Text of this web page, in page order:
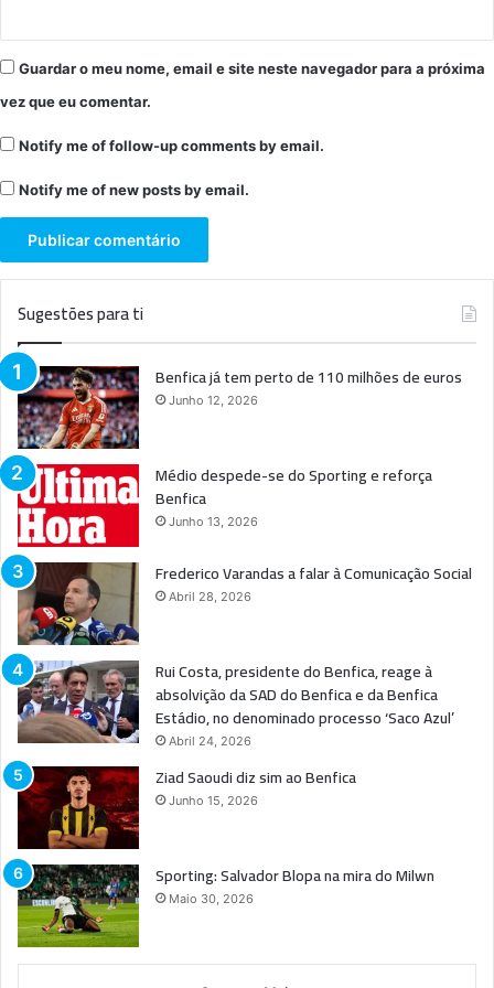
Guardar o meu nome, email e site neste navegador para a próxima
vez que eu comentar.
Notify me of follow-up comments by email.
Notify me of new posts by email.
Sugestões para ti
Benfica já tem perto de 110 milhões de euros
Junho 12, 2026
Médio despede-se do Sporting e reforça
Benfica
Junho 13, 2026
Frederico Varandas a falar à Comunicação Social
Abril 28, 2026
Rui Costa, presidente do Benfica, reage à
absolvição da SAD do Benfica e da Benfica
Estádio, no denominado processo ‘Saco Azul’
Abril 24, 2026
Ziad Saoudi diz sim ao Benfica
Junho 15, 2026
Sporting: Salvador Blopa na mira do Milwn
Maio 30, 2026